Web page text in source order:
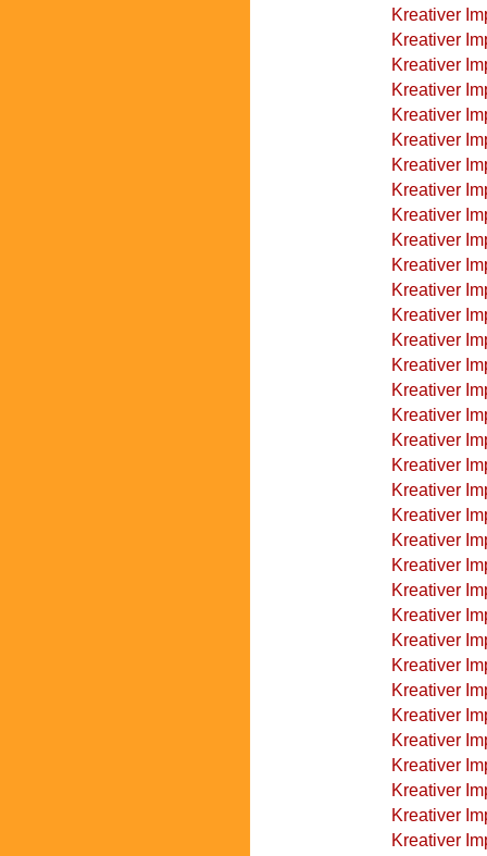
Kreativer
Kreativer
Kreativer
Kreativer
Kreativer
Kreativer
Kreativer
Kreativer
Kreativer
Kreativer
Kreativer
Kreativer
Kreativer
Kreativer
Kreativer
Kreativer
Kreativer
Kreativer
Kreativer
Kreativer
Kreativer
Kreativer
Kreativer
Kreativer
Kreativer
Kreativer
Kreativer
Kreativer
Kreativer
Kreativer
Kreativer
Kreativer
Kreativer
Kreativer